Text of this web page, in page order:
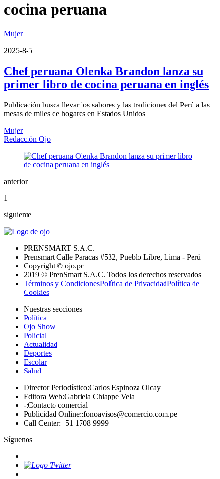
cocina peruana
Mujer
2025-8-5
Chef peruana Olenka Brandon lanza su
primer libro de cocina peruana en inglés
Publicación busca llevar los sabores y las tradiciones del Perú a las
mesas de miles de hogares en Estados Unidos
Mujer
Redacción Ojo
anterior
1
siguiente
PRENSMART S.A.C.
Prensmart Calle Paracas #532, Pueblo Libre, Lima - Perú
Copyright © ojo.pe
2019 © PrenSmart S.A.C. Todos los derechos reservados
Términos y CondicionesPolítica de PrivacidadPolítica de
Cookies
Nuestras secciones
Política
Ojo Show
Policial
Actualidad
Deportes
Escolar
Salud
Director Periodístico:Carlos Espinoza Olcay
Editora Web:Gabriela Chiappe Vela
-:Contacto comercial
Publicidad Online::fonoavisos@comercio.com.pe
Call Center:+51 1708 9999
Síguenos